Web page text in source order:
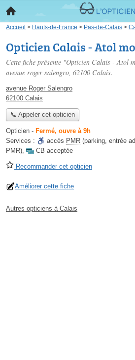
Accueil > Hauts-de-France > Pas-de-Calais >
Opticien Calais - Atol
Cette fiche présente "Opticien Calais - Atol
avenue roger salengro, 62100 Calais.
avenue Roger Salengro
62100 Calais
📞 Appeler cet opticien
Opticien - Fermé, ouvre à 9h
Services :
accès PMR (parking, entrée
PMR), CB acceptée
Recommander cet opticien
Améliorer cette fiche
Autres opticiens à Calais